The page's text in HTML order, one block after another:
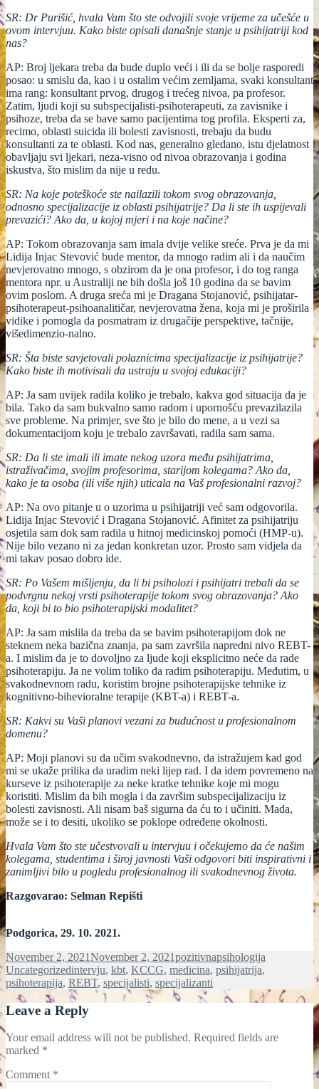
SR: Dr Purišić, hvala Vam što ste odvojili svoje vrijeme za učešće u
ovom intervjuu. Kako biste opisali današnje stanje u psihijatriji kod
nas?
AP: Broj ljekara treba da bude duplo veći i ili da se bolje rasporedi
posao: u smislu da, kao i u ostalim većim zemljama, svaki konsultant
ima rang: konsultant prvog, drugog i trećeg nivoa, pa profesor.
Zatim, ljudi koji su subspecijalisti-psihoterapeuti, za zavisnike i
psihoze, treba da se bave samo pacijentima tog profila. Eksperti za,
recimo, oblasti suicida ili bolesti zavisnosti, trebaju da budu
konsultanti za te oblasti. Kod nas, generalno gledano, istu djelatnost
obavljaju svi ljekari, neza-visno od nivoa obrazovanja i godina
iskustva, što mislim da nije u redu.
SR: Na koje poteškoće ste nailazili tokom svog obrazovanja,
odnosno specijalizacije iz oblasti psihijatrije? Da li ste ih uspijevali
prevazići? Ako da, u kojoj mjeri i na koje načine?
AP: Tokom obrazovanja sam imala dvije velike sreće. Prva je da mi
Lidija Injac Stevović bude mentor, da mnogo radim ali i da naučim
nevjerovatno mnogo, s obzirom da je ona profesor, i do tog ranga
mentora npr. u Australiji ne bih došla još 10 godina da se bavim
ovim poslom. A druga sreća mi je Dragana Stojanović, psihijatar-
psihoterapeut-psihoanalitičar, nevjerovatna žena, koja mi je proširila
vidike i pomogla da posmatram iz drugačije perspektive, tačnije,
višedimenzio-nalno.
SR: Šta biste savjetovali polaznicima specijalizacije iz psihijatrije?
Kako biste ih motivisali da ustraju u svojoj edukaciji?
AP: Ja sam uvijek radila koliko je trebalo, kakva god situacija da je
bila. Tako da sam bukvalno samo radom i upornošću prevazilazila
sve probleme. Na primjer, sve što je bilo do mene, a u vezi sa
dokumentacijom koju je trebalo završavati, radila sam sama.
SR: Da li ste imali ili imate nekog uzora među psihijatrima,
istraživačima, svojim profesorima, starijom kolegama? Ako da,
kako je ta osoba (ili više njih) uticala na Vaš profesionalni razvoj?
AP: Na ovo pitanje u o uzorima u psihijatriji već sam odgovorila.
Lidija Injac Stevović i Dragana Stojanović. Afinitet za psihijatriju
osjetila sam dok sam radila u hitnoj medicinskoj pomoći (HMP-u).
Nije bilo vezano ni za jedan konkretan uzor. Prosto sam vidjela da
mi takav posao dobro ide.
SR: Po Vašem mišljenju, da li bi psiholozi i psihijatri trebali da se
podvrgnu nekoj vrsti psihoterapije tokom svog obrazovanja? Ako
da, koji bi to bio psihoterapijski modalitet?
AP: Ja sam mislila da treba da se bavim psihoterapijom dok ne
steknem neka bazična znanja, pa sam završila napredni nivo REBT-
a. I mislim da je to dovoljno za ljude koji eksplicitno neće da rade
psihoterapiju. Ja ne volim toliko da radim psihoterapiju. Međutim, u
svakodnevnom radu, koristim brojne psihoterapijske tehnike iz
kognitivno-bihevioralne terapije (KBT-a) i REBT-a.
SR: Kakvi su Vaši planovi vezani za budućnost u profesionalnom
domenu?
AP: Moji planovi su da učim svakodnevno, da istražujem kad god
mi se ukaže prilika da uradim neki lijep rad. I da idem povremeno na
kurseve iz psihoterapije za neke kratke tehnike koje mi mogu
koristiti. Mislim da bih mogla i da završim subspecijalizaciju iz
bolesti zavisnosti. Ali nisam baš sigurna da ću to i učiniti. Mada,
može se i to desiti, ukoliko se poklope određene okolnosti.
Hvala Vam što ste učestvovali u intervjuu i očekujemo da će našim
kolegama, studentima i široj javnosti Vaši odgovori biti inspirativni i
zanimljivi bilo u pogledu profesionalnog ili svakodnevnog života.
Razgovarao: Selman Repišti
Podgorica, 29. 10. 2021.
Posted
on
November 2, 2021November 2, 2021Author
pozitivnapsihologija
UncategorizedTags
intervju, kbt, KCCG, medicina, psihijatrija,
psihoterapija, REBT, specijalisti, specijalizanti
Leave a Reply
Your email address will not be published. Required fields are
marked *
Comment *